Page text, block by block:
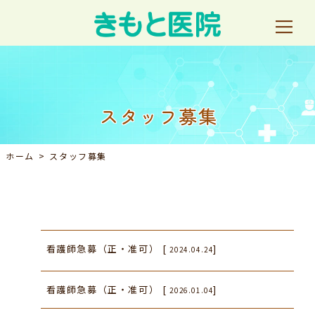
スタッフ募集
ホーム スタッフ募集
看護師急募（正・准可） [ 2024.04.24]
看護師急募（正・准可） [ 2026.01.04]